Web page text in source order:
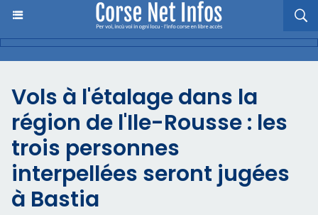
Vols à l'étalage dans la
région de l'Ile-Rousse : les
trois personnes
interpellées seront jugées
à Bastia